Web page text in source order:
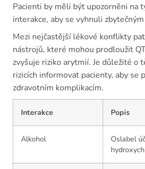
Pacienti by měli být upozorněni na
interakce, aby se vyhnuli
Mezi nejčastější lékové konflikty
nástrojů, které mohou prodloužit
zvyšuje riziko arytmií. Je důležité o
rizicích informovat pacienty, aby se
zdravotním komplikacím.
Interakce Popis
Alkohol
Oslabel